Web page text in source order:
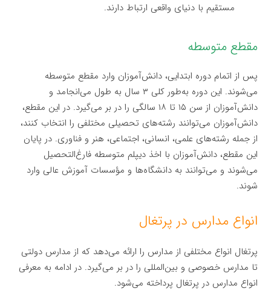
مستقیم با دنیای واقعی ارتباط دارند.
مقطع متوسطه
پس از اتمام دوره ابتدایی، دانش‌آموزان وارد مقطع متوسطه
می‌شوند. این دوره به‌طور کلی ۳ سال به طول می‌انجامد و
دانش‌آموزان از سن ۱۵ تا ۱۸ سالگی را در بر می‌گیرد. در این مقطع،
دانش‌آموزان می‌توانند رشته‌های تحصیلی مختلفی را انتخاب کنند،
از جمله رشته‌های علمی، انسانی، اجتماعی، هنر و فناوری. در پایان
این مقطع، دانش‌آموزان با اخذ دیپلم متوسطه فارغ‌التحصیل
می‌شوند و می‌توانند به دانشگاه‌ها و مؤسسات آموزش عالی وارد
شوند.
انواع مدارس در پرتغال
پرتغال انواع مختلفی از مدارس را ارائه می‌دهد که از مدارس دولتی
تا مدارس خصوصی و بین‌المللی را در بر می‌گیرد. در ادامه به معرفی
انواع مدارس در پرتغال پرداخته می‌شود.